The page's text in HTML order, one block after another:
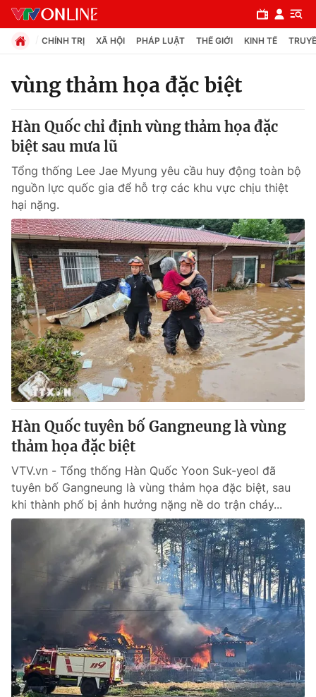
Chuyên mục
Chính trị
Xã hội
Pháp luật
Y tế
Thế giới
Tin tức
Thế giới đó đây
Câu chuyện quốc tế
Kinh tế
Tài chính
Thị trường
Góc doanh nghiệp
Dữ liệu và đời sống
Truyền hình
Hậu trường
Nhân vật
Giải sao mai
Giải trí
Điện ảnh
Đời sống
Chất lượng cuộc sống
Tuyển sinh
Học trực tuyến
Công nghệ
Hitech Công nghệ tương lai
Sản phẩm
Thị trường
Giao lưu trực tuyến
Lịch phát sóng
CHÍNH TRỊ XÃ HỘI PHÁP LUẬT THẾ GIỚI KINH TẾ
vùng thảm họa đặc biệt
Hàn Quốc chỉ định vùng thảm họa đặc
biệt sau mưa lũ
Tổng thống Lee Jae Myung yêu cầu huy động toàn bộ
nguồn lực quốc gia để hỗ trợ các khu vực chịu thiệt
hại nặng.
Hàn Quốc tuyên bố Gangneung là vùng
thảm họa đặc biệt
VTV.vn - Tổng thống Hàn Quốc Yoon Suk-yeol đã
tuyên bố Gangneung là vùng thảm họa đặc biệt, sau
khi thành phố bị ảnh hưởng nặng nề do trận cháy...